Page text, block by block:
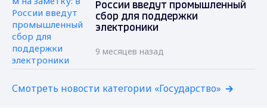
России введут промышленный
сбор для поддержки
электроники
9 месяцев назад
Смотреть новости категории «Государство»